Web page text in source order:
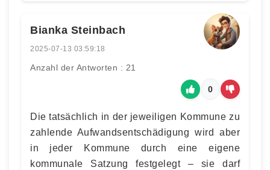
Bianka Steinbach
2025-07-13 03:59:18
Anzahl der Antworten : 21
0
Die tatsächlich in der jeweiligen Kommune zu
zahlende Aufwandsentschädigung wird aber
in jeder Kommune durch eine eigene
kommunale Satzung festgelegt – sie darf